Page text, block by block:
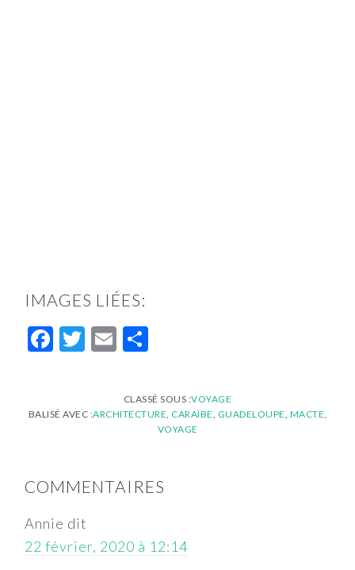
IMAGES LIÉES:
Facebook
Twitter
Email
CLASSÉ SOUS :VOYAGE
BALISÉ AVEC :ARCHITECTURE CARAÏBE GUADELOUPE MACTE
VOYAGE
DU
LECTEUR
COMMENTAIRES
Annie dit
22 février, 2020 à 12:14